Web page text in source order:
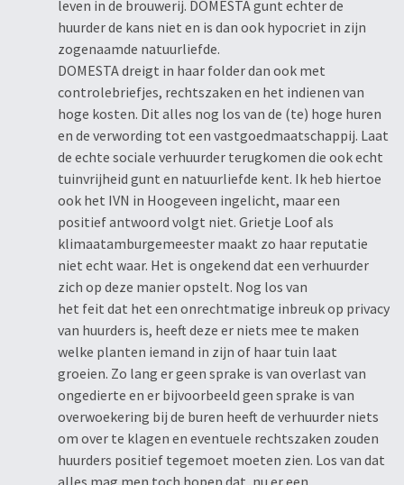
leven in de brouwerij. DOMESTA gunt echter de
huurder de kans niet en is dan ook hypocriet in zijn
zogenaamde natuurliefde.
DOMESTA dreigt in haar folder dan ook met
controlebriefjes, rechtszaken en het indienen van
hoge kosten. Dit alles nog los van de (te) hoge huren
en de verwording tot een vastgoedmaatschappij. Laat
de echte sociale verhuurder terugkomen die ook echt
tuinvrijheid gunt en natuurliefde kent. Ik heb hiertoe
ook het IVN in Hoogeveen ingelicht, maar een
positief antwoord volgt niet. Grietje Loof als
klimaatamburgemeester maakt zo haar reputatie
niet echt waar. Het is ongekend dat een verhuurder
zich op deze manier opstelt. Nog los van
het feit dat het een onrechtmatige inbreuk op privacy
van huurders is, heeft deze er niets mee te maken
welke planten iemand in zijn of haar tuin laat
groeien. Zo lang er geen sprake is van overlast van
ongedierte en er bijvoorbeeld geen sprake is van
overwoekering bij de buren heeft de verhuurder niets
om over te klagen en eventuele rechtszaken zouden
huurders positief tegemoet moeten zien. Los van dat